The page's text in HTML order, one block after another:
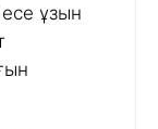
есе ұзын